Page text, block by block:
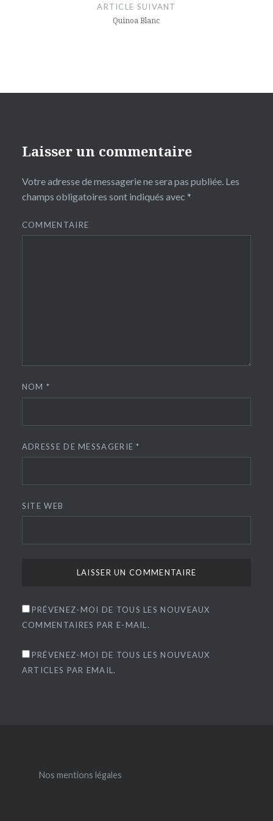
fenêtre)
ARTICLE SUIVANT
Quinoa Blanc
Laisser un commentaire
Votre adresse de messagerie ne sera pas publiée.Les
champs obligatoires sont indiqués avec *
COMMENTAIRE
NOM*
ADRESSE DE MESSAGERIE*
SITE WEB
PRÉVENEZ-MOI DE TOUS LES NOUVEAUX
COMMENTAIRES PAR E-MAIL.
PRÉVENEZ-MOI DE TOUS LES NOUVEAUX
ARTICLES PAR EMAIL.
Nos mentions légales